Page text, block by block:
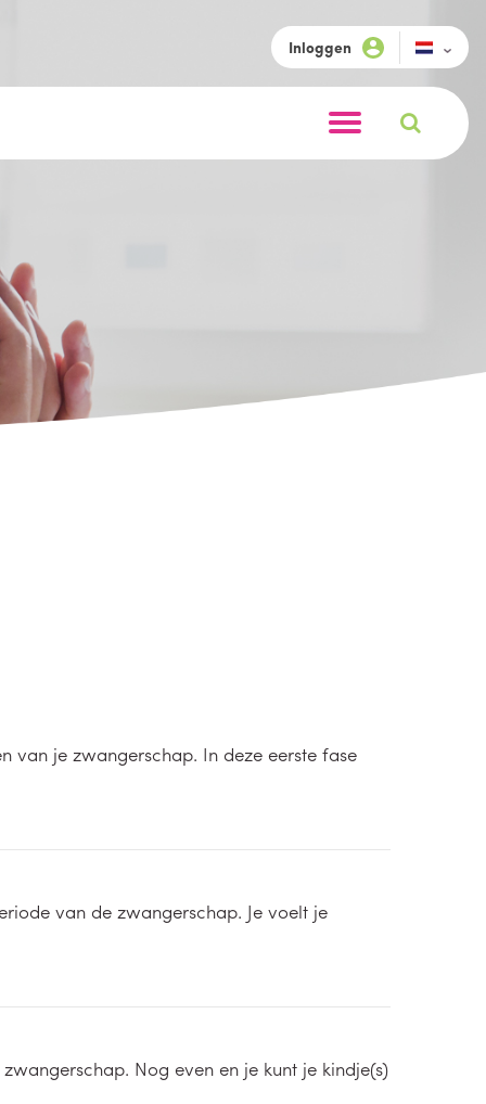
Inloggen
van je zwangerschap. In deze eerste fase
van de zwangerschap. Je voelt je
Nog even en je kunt je kindje(s)